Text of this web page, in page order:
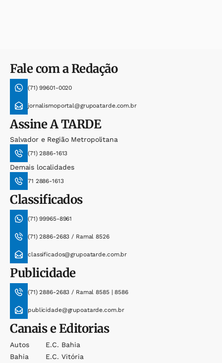
Fale com a Redação
(71) 99601-0020
jornalismoportal@grupoatarde.com.br
AssineA TARDE
Salvador e Região Metropolitana
(71) 2886-1613
Demais localidades
71 2886-1613
Classificados
(71) 99965-8961
(71) 2886-2683 / Ramal 8526
classificados@grupoatarde.com.br
Publicidade
(71) 2886-2683 / Ramal 8585 | 8586
publicidade@grupoatarde.com.br
Canais e Editorias
Autos
Bahia
E.c. Bahia
E.c. Vitória